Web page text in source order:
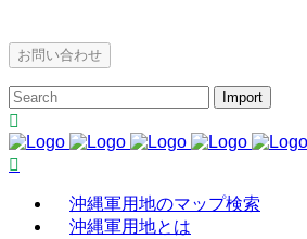
沖縄軍用地のマップ検索
沖縄軍用地とは